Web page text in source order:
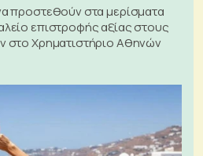
προστεθούν στα μερίσματα
επιστροφής αξίας στους
στο Χρηματιστήριο Αθηνών